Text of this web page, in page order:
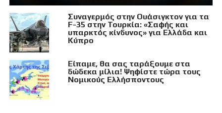
Συναγερμός στην Ουάσιγκτον για τα
F-35 στην Τουρκία: «Σαφής και
υπαρκτός κίνδυνος» για Ελλάδα και
Κύπρο
Είπαμε, θα σας ταράξουμε στα
δώδεκα μίλια! Ψηφίστε τώρα τους
Νομικούς Ελλήσποντους